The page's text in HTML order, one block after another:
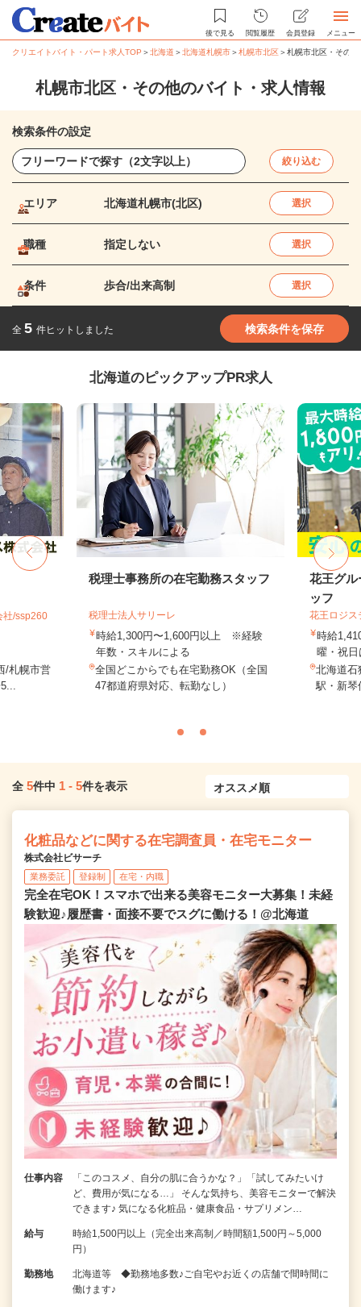
後で見る 閲覧履歴 会員登録 メニュー
クリエイトバイト・パート求人TOP ＞北海道 ＞北海道札幌市＞札幌市北区＞札幌市北区・その
札幌市北区・その他のバイト・求人情報
検索条件の設定
絞り込む
エリア 北海道札幌市(北区) 選択
職種 指定しない 選択
条件 歩合/出来高制 選択
全 5 件ヒットしました 検索条件を保存
北海道のピックアップPR求人
社/ssp260
/札幌市営
税理士事務所の在宅勤務スタッフ
税理士法人サリーレ
時給1,300円〜1,600円以上 ※経験
年数・スキルによる
全国どこからでも在宅勤務OK（全国
47都道府県対応、転勤なし）
花王グル
ッフ
花王ロジ
時給
曜・祝
北海道石
駅・新琴
全 5件中 1 - 5件を表示
化粧品などに関する在宅調査員・在宅モニター
株式会社ビサーチ
業務委託 登録制 在宅・内職
完全在宅OK！スマホで出来る美容モニター大募集！未経
験歓迎♪履歴書・面接不要でスグに働ける！@北海道
仕事内容
「このコスメ、自分の肌に合うかな？」「試してみたいけ
ど、費用が気になる…」 そんな気持ち、美容モニターで解決
できます♪ 気になる化粧品・健康食品・サプリメン…
給与
時給1,500円以上（完全出来高制／時間額1,500円～5,000
円）
勤務地
北海道等 ◆勤務地多数♪ご自宅やお近くの店舗で間時間に
働けます♪